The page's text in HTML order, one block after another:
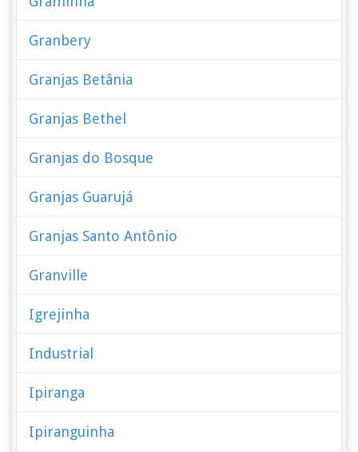
Granbery
Granjas Betânia
Granjas Bethel
Granjas do Bosque
Granjas Guarujá
Granjas Santo Antônio
Granville
Igrejinha
Industrial
Ipiranga
Ipiranguinha